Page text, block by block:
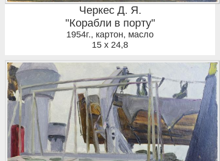
Черкес Д. Я.
"Корабли в порту"
1954г., картон, масло
15 x 24,8